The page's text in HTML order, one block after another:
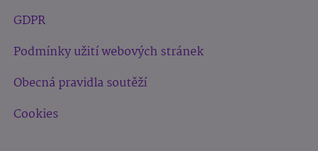
GDPR
Podmínky užití webových stránek
Obecná pravidla soutěží
Cookies